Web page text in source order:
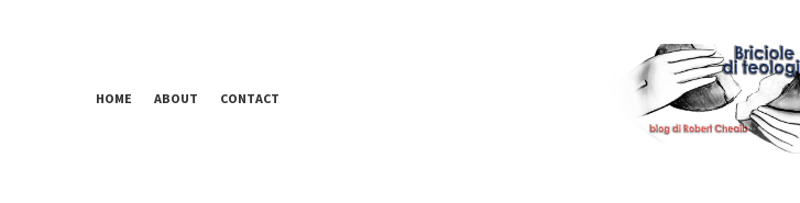
HOME ABOUT CONTACT